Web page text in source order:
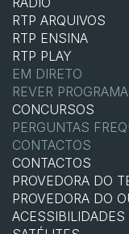
RTP ARQUIVOS
RTP ENSINA
RTP PLAY
EM DIRETO
REVER
CONCURSOS
PERGUNTAS
CONTACTOS
CONTACTOS
PROVEDORA DO
PROVEDORA DO
ACESSIBILIDADES